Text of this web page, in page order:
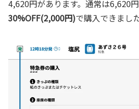
4,620円があります。通常は6,620円
30%OFF(2,000円)で購入できまし